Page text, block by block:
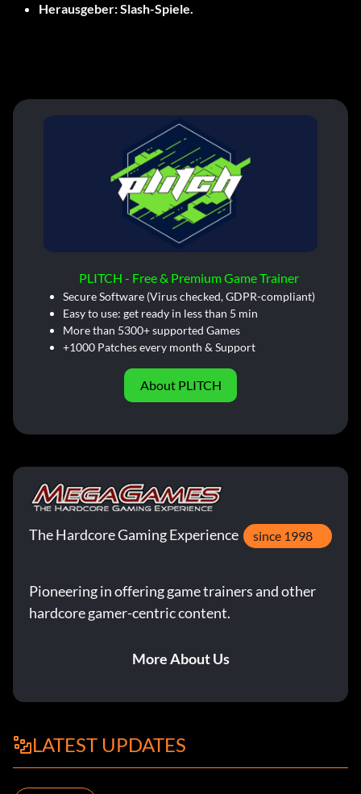
Herausgeber:Slash-Spiele.
PLITCH - Free & Premium Game Trainer
Secure Software (Virus checked, GDPR-compliant)
Easy to use: get ready in less than 5 min
More than 5300+ supported Games
+1000 Patches every month & Support
About PLITCH
The Hardcore Gaming Experience since 1998
Pioneering in offering game trainers and other
hardcore gamer-centric content.
More About Us
LATEST UPDATES